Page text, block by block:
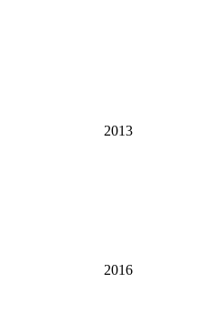
2013
2016